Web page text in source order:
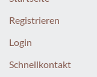
Registrieren
Login
Schnellkontakt